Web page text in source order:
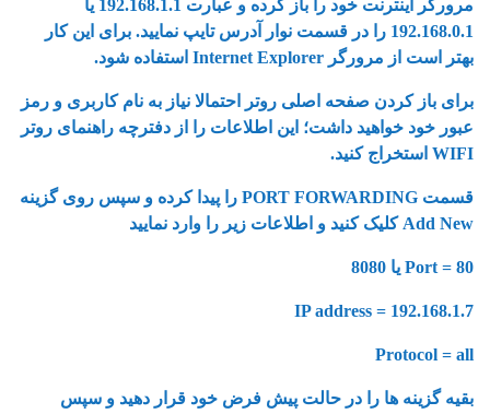
مرورگر اینترنت خود را باز کرده و عبارت 192.168.1.1 یا
192.168.0.1 را در قسمت نوار آدرس تایپ نمایید. برای این کار
بهتر است از مرورگر Internet Explorer استفاده شود.
برای باز کردن صفحه اصلی روتر احتمالا نیاز به نام کاربری و رمز
عبور خود خواهید داشت؛ این اطلاعات را از دفترچه راهنمای روتر
WIFI استخراج کنید.
قسمت PORT FORWARDING را پیدا کرده و سپس روی گزینه
Add New کلیک کنید و اطلاعات زیر را وارد نمایید
Port = 80 یا 8080
IP address = 192.168.1.7
Protocol = all
بقیه گزینه ها را در حالت پیش فرض خود قرار دهید و سپس